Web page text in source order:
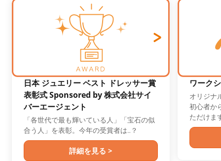
日本 ジュエリー ベスト ドレッサー賞
表彰式 Sponsored by 株式会社サイ
バーエージェント
「各世代で最も輝いている人」「宝石の似
合う人」を表彰。今年の受賞者は‥？
詳細を見る >
ワーク
オリジナ
初心者か
ただけま